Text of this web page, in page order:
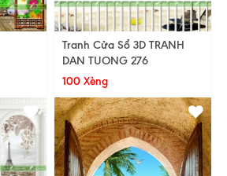
Tranh Cửa Sổ 3D TRANH
DAN TUONG 276
100 Xèng